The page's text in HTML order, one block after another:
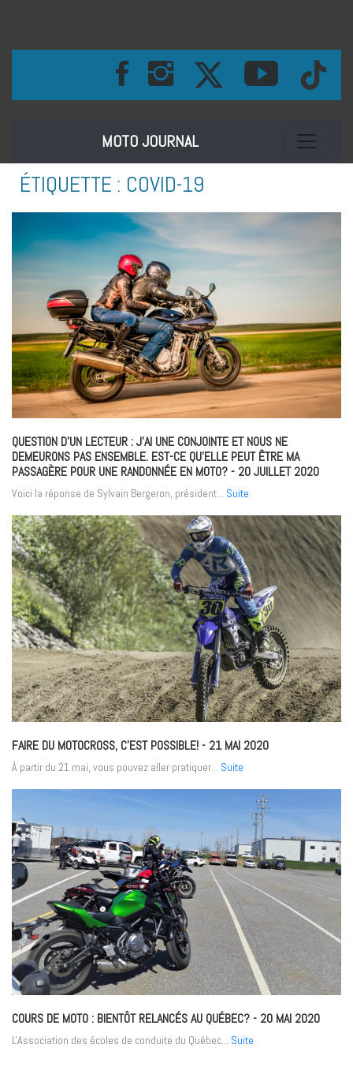
MOTO JOURNAL Toggle
ÉTIQUETTE : COVID-19
QUESTION D’UN LECTEUR : J’AI UNE CONJOINTE ET NOUS NE
DEMEURONS PAS ENSEMBLE. EST-CE QU’ELLE PEUT ÊTRE MA
PASSAGÈRE POUR UNE RANDONNÉE EN MOTO?- 20 JUILLET 2020
Voici la réponse de Sylvain Bergeron, président... Suite
FAIRE DU MOTOCROSS, C’EST POSSIBLE!- 21 MAI 2020
À partir du 21 mai, vous pouvez aller pratiquer... Suite
COURS DE MOTO : BIENTÔT RELANCÉS AU QUÉBEC?- 20 MAI 2020
L'Association des écoles de conduite du Québec... Suite